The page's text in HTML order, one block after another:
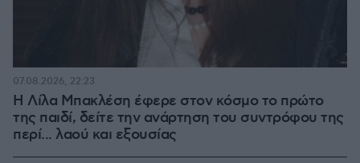
Η Λίλα Μπακλέση έφερε στον κόσμο το πρώτο
της παιδί, δείτε την ανάρτηση του συντρόφου της
περί... λαού και εξουσίας
07.08.2026, 22:23